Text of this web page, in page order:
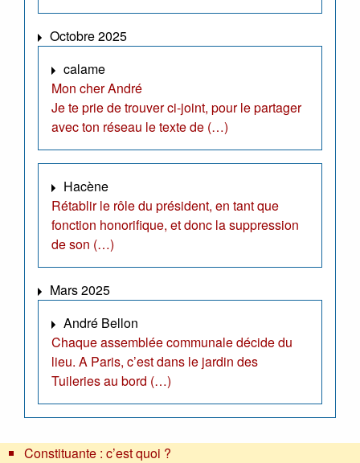
Octobre 2025
calame
Mon cher André
Je te prie de trouver ci-joint, pour le partager
avec ton réseau le texte de (…)
Hacène
Rétablir le rôle du président, en tant que
fonction honorifique, et donc la suppression
de son (…)
Mars 2025
André Bellon
Chaque assemblée communale décide du
lieu. A Paris, c’est dans le jardin des
Tuileries au bord (…)
Constituante : c’est quoi ?